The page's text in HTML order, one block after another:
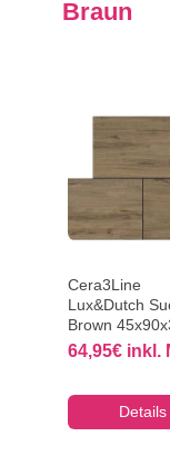
Braun
Cera3Line
Lux&Dutch
Brown
64,95€ inkl.
Details